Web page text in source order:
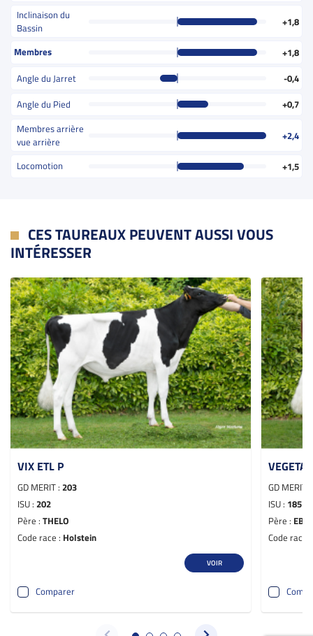
Inclinaison du
Bassin
+1,8
Membres
+1,8
Angle du Jarret
-0,4
Angle du Pied
+0,7
Membres arrière
vue arrière
+2,4
Locomotion +1,5
CES TAUREAUX PEUVENT AUSSI VOUS
INTÉRESSER
VIX ETL P
GD MERIT : 203
ISU : 202
Père : THELO
Code race : Holstein
VOIR
Comparer
VEGETA
GD MERIT :
ISU : 185
Père : EBA
Code race